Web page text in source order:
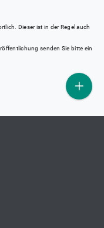
Dieser ist in der Regel auch
senden Sie bitte ein